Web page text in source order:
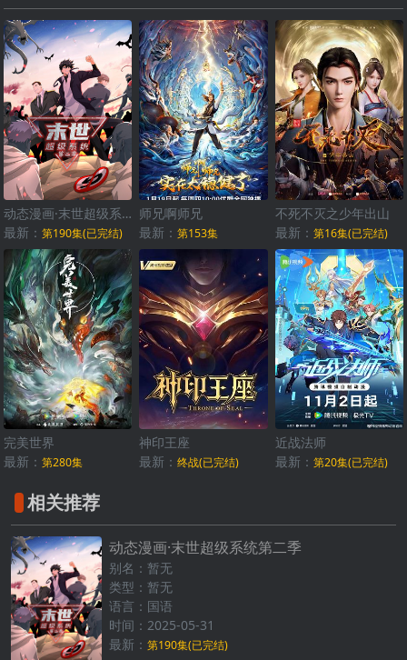
动态漫画·末世超级系统第二季
最新： 第190集(已完结)
师兄啊师兄
最新：第153集
不死不灭之少年出山
最新： 第16集(已完结)
完美世界
最新： 第280集
神印王座
最新：终战(已完结)
近战法师
最新： 第20集(已完结)
相关推荐
动态漫画·末世超级系统第二季
别名：暂无
类型：暂无
语言：国语
时间：2025-05-31
最新： 第190集(已完结)